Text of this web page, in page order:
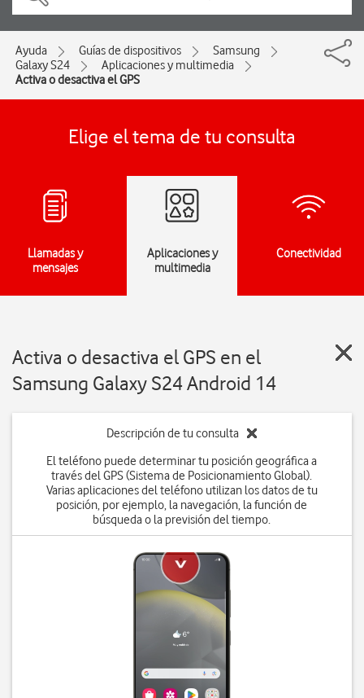
Ayuda Guías de dispositivos
Samsung
Galaxy S24
Aplicaciones y multimedia
Activa o desactiva el GPS
Elige el tema de tu consulta
Llamadas y
mensajes
Aplicaciones y
multimedia
Conectividad
Activa o desactiva el GPS en el
Samsung Galaxy S24 Android 14
Descripción de tu consulta
El teléfono puede determinar tu posición geográfica a
través del GPS (Sistema de Posicionamiento Global).
Varias aplicaciones del teléfono utilizan los datos de tu
posición, por ejemplo, la navegación, la función de
búsqueda o la previsión del tiempo.